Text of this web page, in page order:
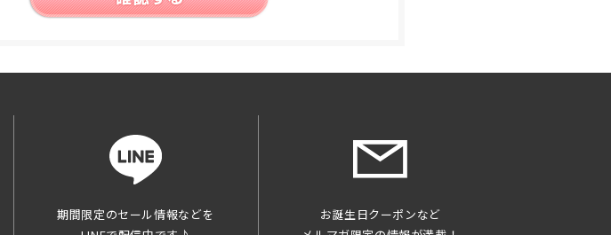
期間限定のセール情報などを
お誕生日クーポンなど